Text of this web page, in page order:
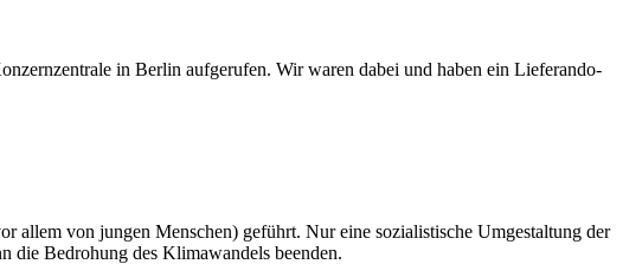
in Berlin aufgerufen. Wir waren dabei und haben ein Lieferando-
allem von jungen Menschen) geführt. Nur eine sozialistische Umgestaltung der
die Bedrohung des Klimawandels beenden.